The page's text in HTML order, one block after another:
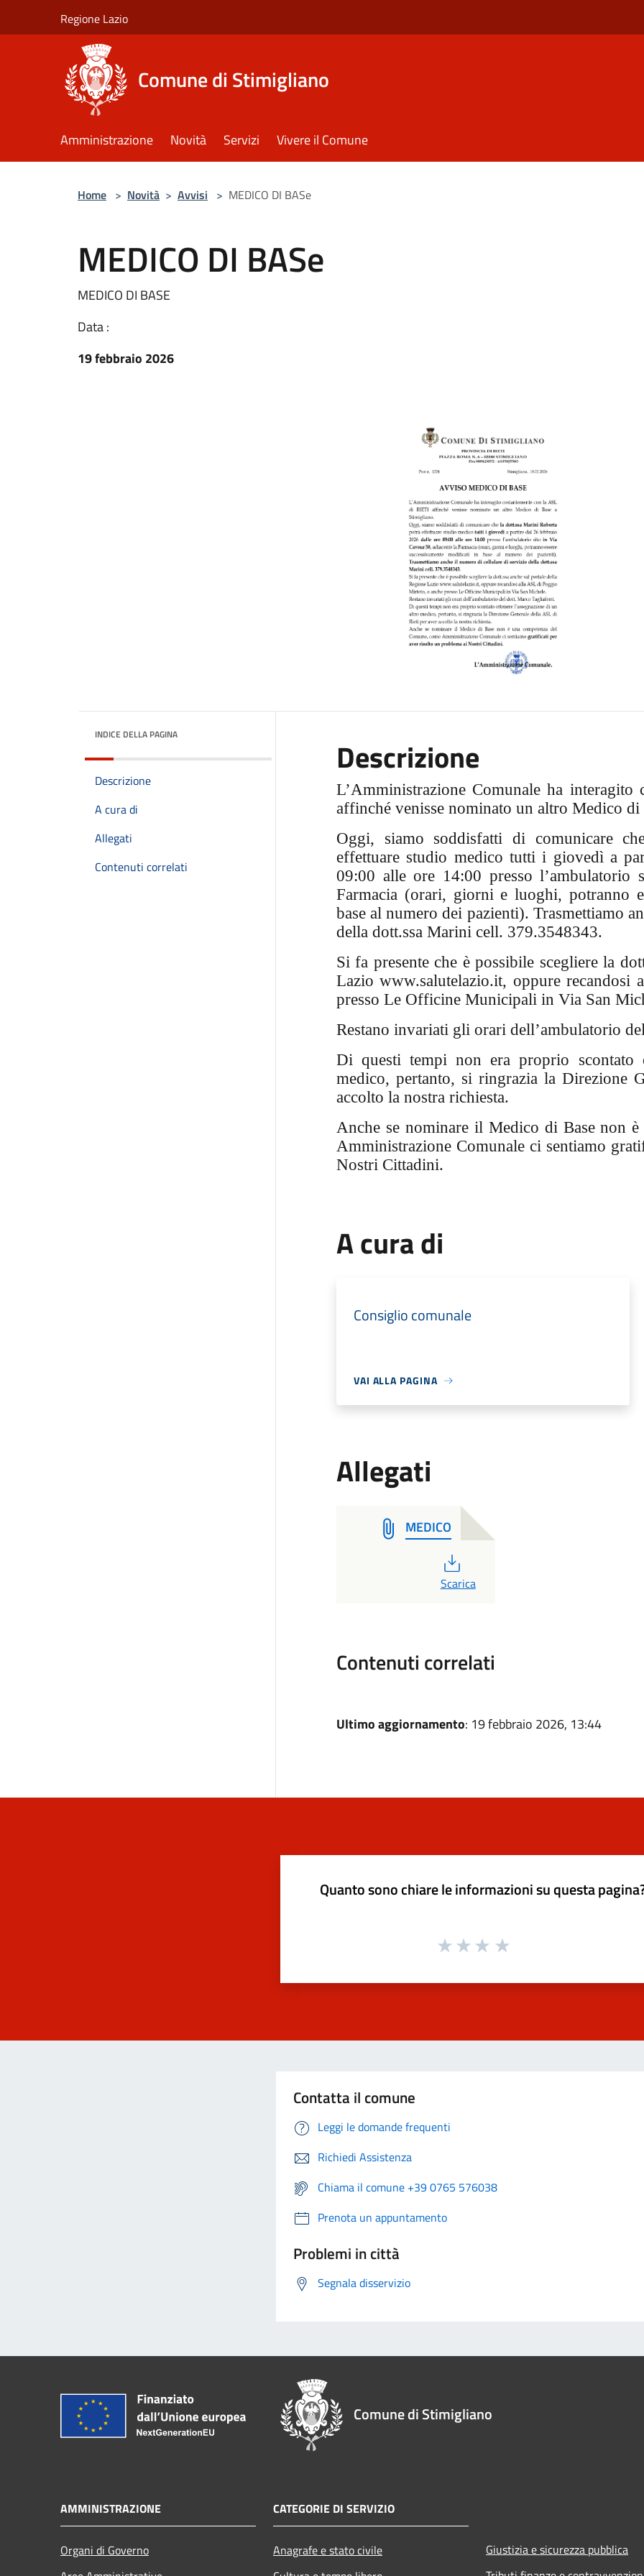
Regione Lazio
Comune di Stimigliano
Amministrazione Novità Servizi Vivere il Comune
Home > Novità > Avvisi > MEDICO DI BASe
MEDICO DI BASe
MEDICO DI BASE
Data :
19 febbraio 2026
INDICE DELLA PAGINA
Descrizione
A cura di
Allegati
Contenuti correlati
Descrizione
L’Amministrazione Comunale ha
affinché venisse nominato un altro Medico di
Oggi, siamo soddisfatti di comunicare
effettuare studio medico tutti i giovedìa
09:00 alle ore 14:00 presso l’ambulatorio
Farmacia (orari, giorni e luoghi, potranno
base al numero dei pazienti). Trasmettiamo
della dott.ssa Marini cell. 379.3548343.
Si fa presente che è possibile scegliere la
Lazio www.salutelazio.it, oppure
presso Le Officine Municipali in Via San
Restano invariati gli orari dell’ambulatorio
Di questi tempi non era proprio scontato
medico, pertanto, si ringrazia la Direzione
accolto la nostra richiesta.
Anche se nominare il Medico di Base non
Amministrazione Comunale ci sentiamo
Nostri Cittadini.
A cura di
Consiglio comunale
VAI ALLA PAGINA
Allegati
MEDICO
PDF
Scarica
Contenuti correlati
Ultimo aggiornamento: 19 febbraio 2026, 13:44
Quanto sono chiare le informazioni su questa
Contatta il comune
Leggi le domande frequenti
Richiedi Assistenza
Chiama il comune +39 0765 576038
Prenota un appuntamento
Problemi in città
Segnala disservizio
Comune di Stimigliano
AMMINISTRAZIONE
Organi di Governo
CATEGORIE DI SERVIZIO
Anagrafe e stato civile
Giustizia e sicurezza pubblica